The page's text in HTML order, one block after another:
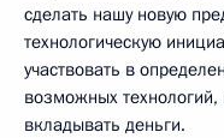
сделать нашу новую
технологическую
участвовать в
возможных технологий,
вкладывать деньги.